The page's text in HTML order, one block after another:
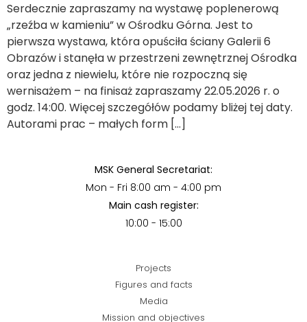
Serdecznie zapraszamy na wystawę poplenerową
„rzeźba w kamieniu” w Ośrodku Górna. Jest to
pierwsza wystawa, która opuściła ściany Galerii 6
Obrazów i stanęła w przestrzeni zewnętrznej Ośrodka
oraz jedna z niewielu, które nie rozpoczną się
wernisażem – na finisaż zapraszamy 22.05.2026 r. o
godz. 14:00. Więcej szczegółów podamy bliżej tej daty.
Autorami prac – małych form […]
MSK General Secretariat:
Mon - Fri 8:00 am - 4:00 pm
Main cash register:
10:00 - 15:00
Projects
Figures and facts
Media
Mission and objectives